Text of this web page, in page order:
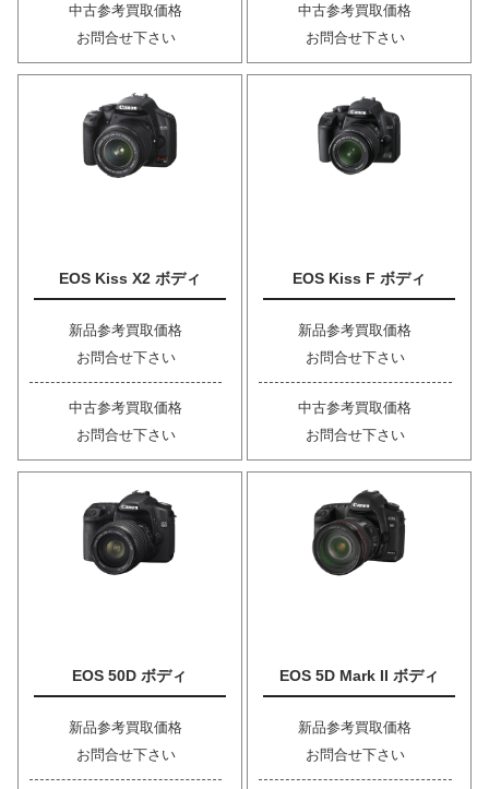
中古参考買取価格
お問合せ下さい
中古参考買取価格
お問合せ下さい
EOS Kiss X2 ボディ
新品参考買取価格
お問合せ下さい
中古参考買取価格
お問合せ下さい
EOS Kiss F ボディ
新品参考買取価格
お問合せ下さい
中古参考買取価格
お問合せ下さい
EOS 50D ボディ
新品参考買取価格
お問合せ下さい
EOS 5D Mark II ボディ
新品参考買取価格
お問合せ下さい